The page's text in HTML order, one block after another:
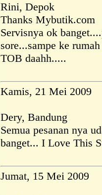
Rini, Depok
Thanks Mybutik.com
Servisnya ok
sore...sampe ke
TOB daahh.....
Kamis, 21 Mei 2009
Dery, Bandung
Semua pesanan nya
banget... I Love This
Jumat, 15 Mei 2009